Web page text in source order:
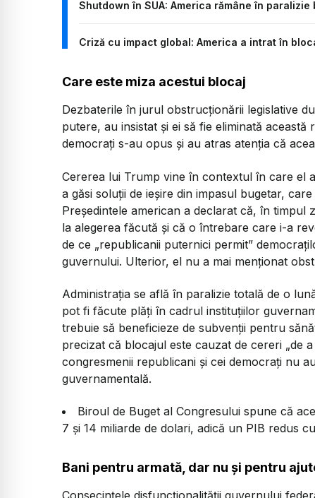
Shutdown în SUA: America rămâne în
Criză cu impact global: America a intrat în
Care este miza acestui blocaj
Dezbaterile în jurul obstrucționării legislative
putere, au insistat și ei să fie eliminată
democrați s-au opus și au atras atenția că
Cererea lui Trump vine în contextul în care el
a găsi soluții de ieșire din impasul bugetar,
Președintele american a declarat că, în timpul
la alegerea făcută și că o întrebare care i-a
de ce „republicanii puternici permit”
guvernului. Ulterior, el nu a mai menționat
Administrația se află în paralizie totală de o
pot fi făcute plăți în cadrul instituțiilor
trebuie să beneficieze de subvenții pentru
precizat că blocajul este cauzat de cereri „de
congresmenii republicani și cei democrați nu
guvernamentală.
Biroul de Buget al Congresului spune că
7 și 14 miliarde de dolari, adică un PIB redus
Bani pentru armată, dar nu și pentru